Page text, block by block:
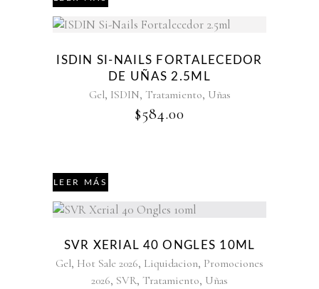
ISDIN SI-NAILS FORTALECEDOR
DE UÑAS 2.5ML
Gel, ISDIN, Tratamiento, Uñas
$584.00
LEER MÁS
SVR XERIAL 40 ONGLES 10ML
Gel, Hot Sale 2026, Liquidacion, Promociones
2026, SVR, Tratamiento, Uñas